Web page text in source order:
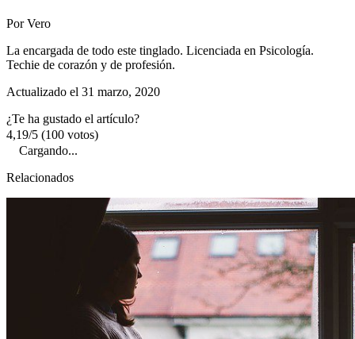
Por Vero
La encargada de todo este tinglado. Licenciada en Psicología.
Techie de corazón y de profesión.
Actualizado el 31 marzo, 2020
¿Te ha gustado el artículo?
4,19/5 (100 votos)
Cargando...
Relacionados